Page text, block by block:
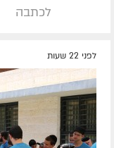
לכתבה
לפני 22 שעות